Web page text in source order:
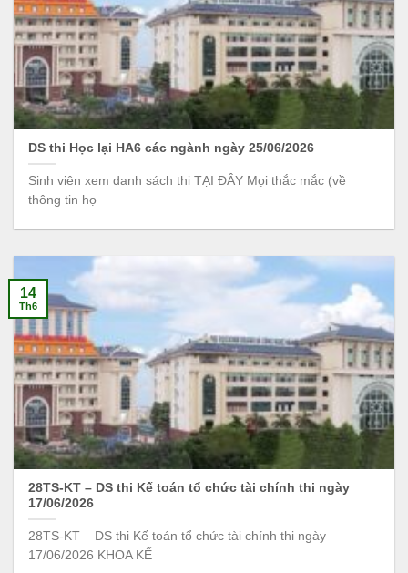
DS thi Học lại HA6 các ngành ngày 25/06/2026
Sinh viên xem danh sách thi TẠI ĐÂY Mọi thắc mắc (về
thông tin họ
28TS-KT – DS thi Kế toán tổ chức tài chính thi ngày
17/06/2026
28TS-KT – DS thi Kế toán tổ chức tài chính thi ngày
17/06/2026 KHOA KẾ
14
Th6